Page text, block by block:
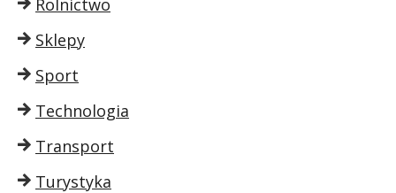
Rolnictwo
Sklepy
Sport
Technologia
Transport
Turystyka